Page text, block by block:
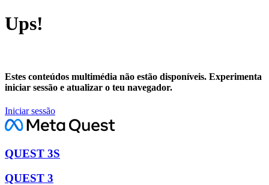
Ups!
Estes conteúdos multimédia não estão disponíveis. Experimenta
iniciar sessão e atualizar o teu navegador.
Iniciar sessão
QUEST 3S
QUEST 3